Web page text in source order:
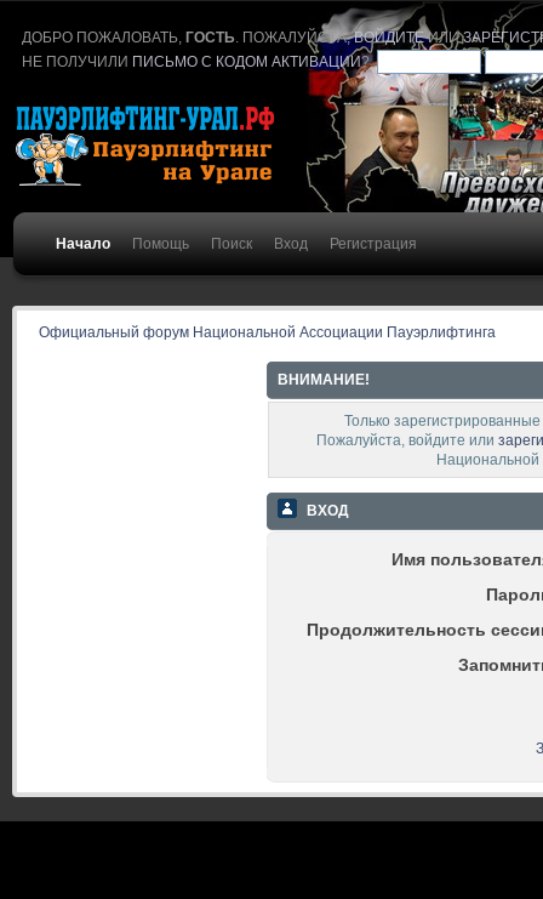
ДОБРО ПОЖАЛОВАТЬ,ГОСТЬ . ПОЖАЛУЙСТА,ВОЙДИТЕИЛИ
НЕ ПОЛУЧИЛИ ПИСЬМО С КОДОМ АКТИВАЦИИ?
Начало Помощь Поиск Вход Регистрация
Официальный форум Национальной Ассоциации Пауэрлифтинга
ВНИМАНИЕ!
Только
Пожалуйста, войдите или
Национальной
ВХОД
Имя
Продолжительность